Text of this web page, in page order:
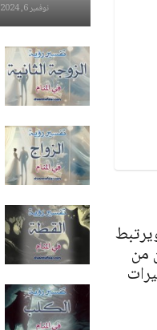
من
نوفمبر 6, 2024